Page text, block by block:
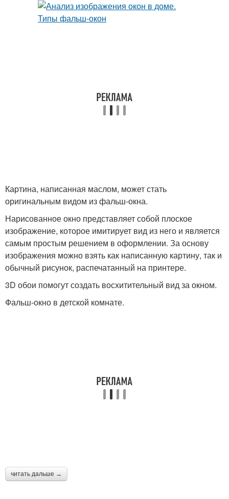
Картина, написанная маслом, может стать
оригинальным видом из фальш-окна.
Нарисованное окно представляет собой плоское
изображение, которое имитирует вид из него и является
самым простым решением в оформлении. За основу
изображения можно взять как написанную картину, так и
обычный рисунок, распечатанный на принтере.
3D обои помогут создать восхитительный вид за окном.
Фальш-окно в детской комнате.
читать дальше →